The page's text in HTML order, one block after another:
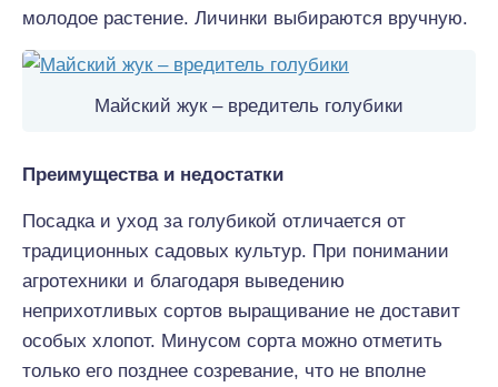
молодое растение. Личинки выбираются вручную.
Майский жук – вредитель голубики
Преимущества и недостатки
Посадка и уход за голубикой отличается от
традиционных садовых культур. При понимании
агротехники и благодаря выведению
неприхотливых сортов выращивание не доставит
особых хлопот. Минусом сорта можно отметить
только его позднее созревание, что не вполне